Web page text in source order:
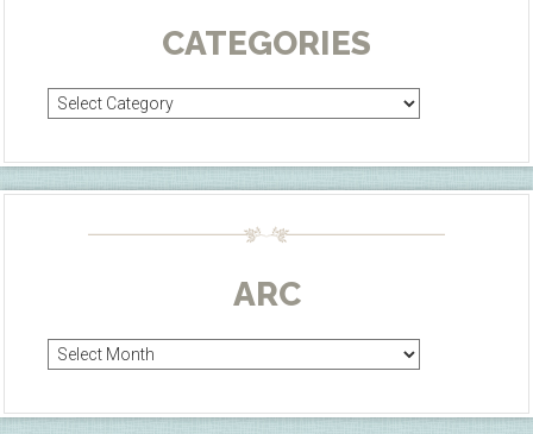
CATEGORIES
Categories
ARC
Arc